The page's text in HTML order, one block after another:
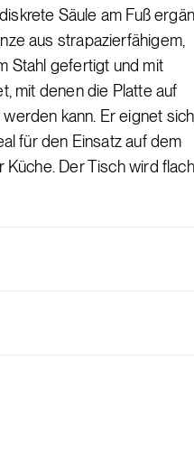
Säule am Fuß
aus strapazierfähigem,
Stahl gefertigt und mit
mit denen die Platte auf
kann. Er eignet
für den Einsatz auf dem
Küche. Der Tisch wird flach